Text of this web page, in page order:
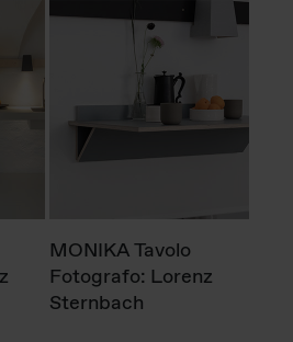
MONIKA Tavolo
Fotografo: Lorenz
Sternbach